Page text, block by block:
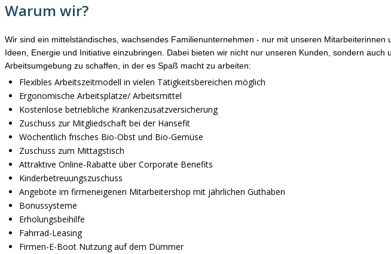
Warum wir?
Wir sind ein mittelständisches, wachsendes Familienunternehmen - nur mit unseren
Ideen, Energie und Initiative einzubringen. Dabei bieten wir nicht nur unseren Kunden, sondern
Arbeitsumgebung zu schaffen, in der es Spaß macht zu arbeiten:
Flexibles Arbeitszeitmodell in vielen Tätigkeitsbereichen möglich
Ergonomische Arbeitsplätze/ Arbeitsmittel
Kostenlose betriebliche Krankenzusatzversicherung
Zuschuss zur Mitgliedschaft bei der Hansefit
Wöchentlich frisches Bio-Obst und Bio-Gemüse
Zuschuss zum Mittagstisch
Attraktive Online-Rabatte über Corporate Benefits
Kinderbetreuungszuschuss
Angebote im firmeneigenen Mitarbeitershop mit jährlichen Guthaben
Bonussysteme
Erholungsbeihilfe
Fahrrad-Leasing
Firmen-E-Boot Nutzung auf dem Dümmer